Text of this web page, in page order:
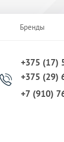
Бренды
+375 (17)
+375 (29)
+7 (910)